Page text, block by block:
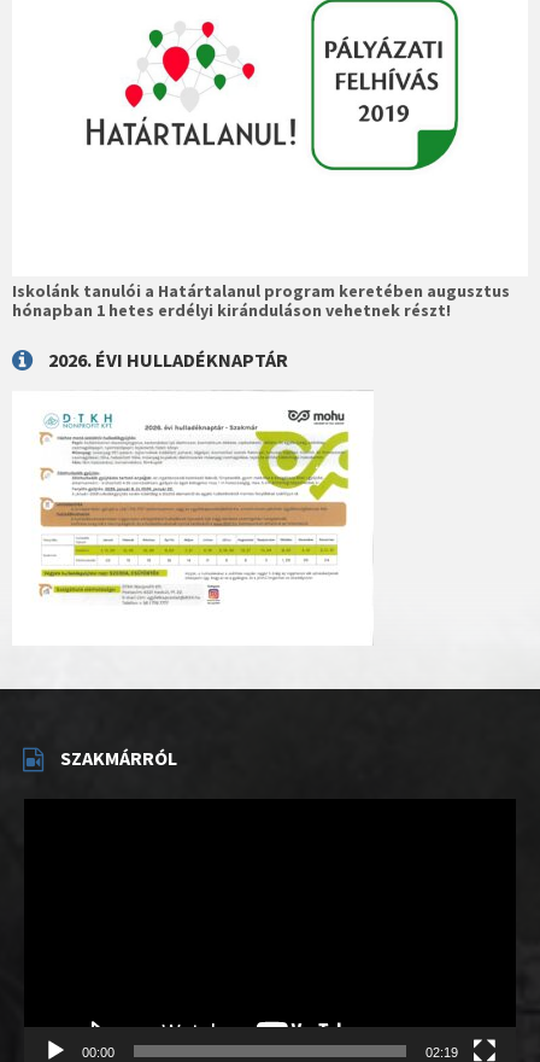
Iskolánk tanulói a Határtalanul program keretében augusztus
hónapban 1 hetes erdélyi kiránduláson vehetnek részt!
2026. ÉVI HULLADÉKNAPTÁR
SZAKMÁRRÓL
00:00 02:19